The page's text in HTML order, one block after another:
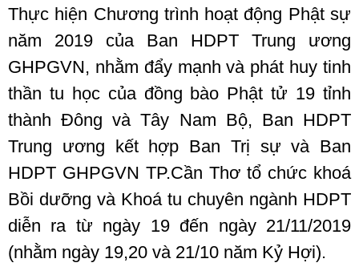
Thực hiện Chương trình hoạt động Phật sự
năm 2019 của Ban HDPT Trung ương
GHPGVN, nhằm đẩy mạnh và phát huy tinh
thần tu học của đồng bào Phật tử 19 tỉnh
thành Đông và Tây Nam Bộ, Ban HDPT
Trung ương kết hợp Ban Trị sự và Ban
HDPT GHPGVN TP.Cần Thơ tổ chức khoá
Bồi dưỡng và Khoá tu chuyên ngành HDPT
diễn ra từ ngày 19 đến ngày 21/11/2019
(nhằm ngày 19,20 và 21/10 năm Kỷ Hợi).